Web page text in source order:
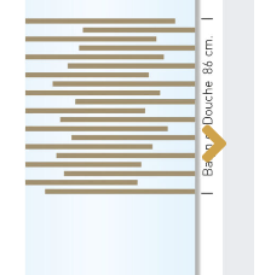
Décor Digital 104